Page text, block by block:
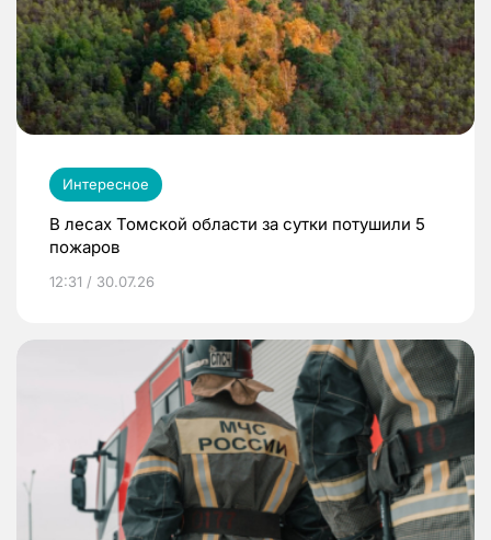
Интересное
В лесах Томской области за сутки потушили 5
пожаров
12:31 / 30.07.26